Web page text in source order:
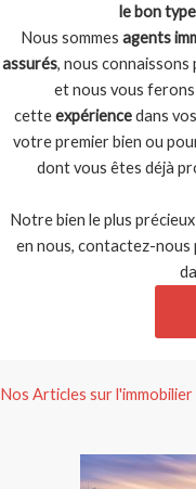
le bon
Nous sommes agents
assurés, nous
et nous vous
cetteexpériencedans
votre premier bien ou
dont vous êtes déjà
Notre bien le plus
en nous, contactez-nous
Nos Articles sur